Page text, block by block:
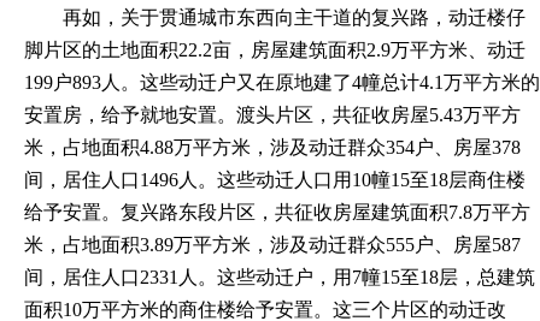
再如，关于贯通城市东西向主干道的复兴路，动迁楼仔
脚片区的土地面积22.2亩，房屋建筑面积2.9万平方米、动迁
199户893人。这些动迁户又在原地建了4幢总计4.1万平方米的
安置房，给予就地安置。渡头片区，共征收房屋5.43万平方
米，占地面积4.88万平方米，涉及动迁群众354户、房屋378
间，居住人口1496人。这些动迁人口用10幢15至18层商住楼
给予安置。复兴路东段片区，共征收房屋建筑面积7.8万平方
米，占地面积3.89万平方米，涉及动迁群众555户、房屋587
间，居住人口2331人。这些动迁户，用7幢15至18层，总建筑
面积10万平方米的商住楼给予安置。这三个片区的动迁改